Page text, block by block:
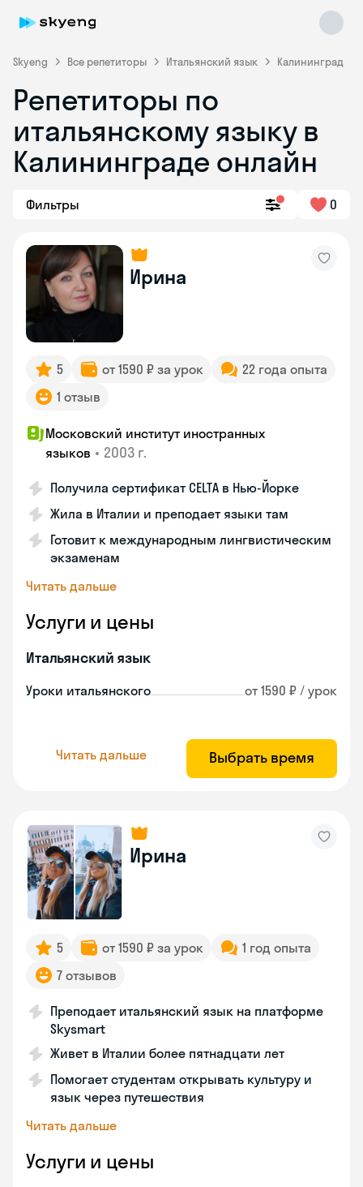
Skyeng Все репетиторы Итальянский язык Калининград
Репетиторы по
итальянскому языку в
Калининграде онлайн
Фильтры 0
Ирина
5 от 1590 ₽ за урок
22 года опыта
1 отзыв
Московский институт иностранных
языков • 2003 г.
Получила сертификат CELTA в Нью-Йорке
Жила в Италии и преподает языки там
Готовит к международным лингвистическим
экзаменам
Читать дальше
Услуги и цены
Итальянский язык
Уроки итальянского от 1590 ₽ / урок
Читать дальше Выбрать время
Ирина
5 от 1590 ₽ за урок
1 год опыта
7 отзывов
Преподает итальянский язык на платформе
Skysmart
Живет в Италии более пятнадцати лет
Помогает студентам открывать культуру и
язык через путешествия
Читать дальше
Услуги и цены
Skyeng Chat